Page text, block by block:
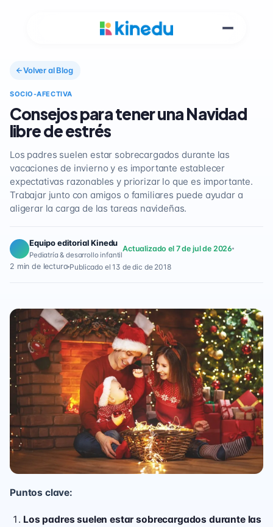
Volver al Blog
SOCIO-AFECTIVA
Consejos para tener una Navidad
libre de estrés
Los padres suelen estar sobrecargados durante las
vacaciones de invierno y es importante establecer
expectativas razonables y priorizar lo que es importante.
Trabajar junto con amigos o familiares puede ayudar a
aligerar la carga de las tareas navideñas.
Equipo editorial Kinedu
Pediatría & desarrollo infantil
Actualizado el 7 de jul de 2026
2 min de lectura Publicado el 13 de dic de 2018
Puntos clave:
Los padres suelen estar sobrecargados durante las